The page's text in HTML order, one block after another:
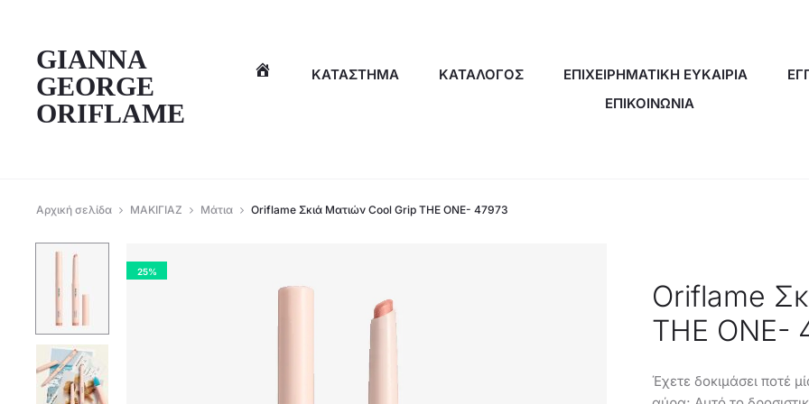
GIANNA
GEORGE
ORIFLAME
ΚΑΤΆΣΤΗΜΑ ΚΑΤΑΛΟΓΟΣ ΕΠΙΧΕΙΡΗΜΑΤΙΚΗ ΕΥΚΑΙΡΙΑ
ΕΠΙΚΟΙΝΩΝΙΑ
Αρχική σελίδα ΜΑΚΙΓΙΑΖ Μάτια Oriflame Σκιά Ματιών Cool Grip THE ONE- 47973
25%
Oriflame
THE ONE-
Έχετε δοκιμάσει ποτέ